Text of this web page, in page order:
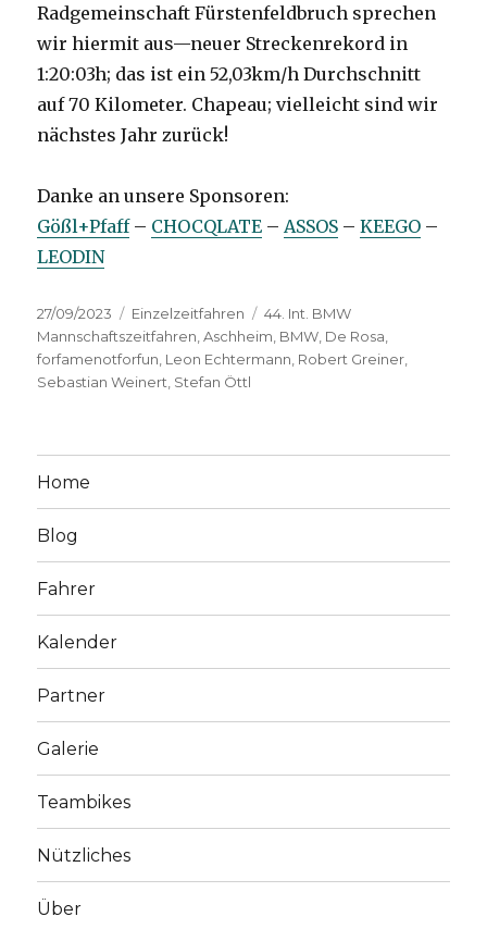
Radgemeinschaft Fürstenfeldbruch sprechen
wir hiermit aus—neuer Streckenrekord in
1:20:03h; das ist ein 52,03km/h Durchschnitt
auf 70 Kilometer. Chapeau; vielleicht sind wir
nächstes Jahr zurück!
Danke an unsere Sponsoren:
Gößl+Pfaff– CHOCQLATE –ASSOS –KEEGO –
LEODIN
Posted
on
27/09/2023 Categories
Einzelzeitfahren Tags
44. Int. BMW
Mannschaftszeitfahren ,Aschheim BMW De Rosa
forfamenotforfun Leon Echtermann Robert Greiner
Sebastian Weinert Stefan Öttl
Home
Blog
Fahrer
Kalender
Partner
Galerie
Teambikes
Nützliches
Über